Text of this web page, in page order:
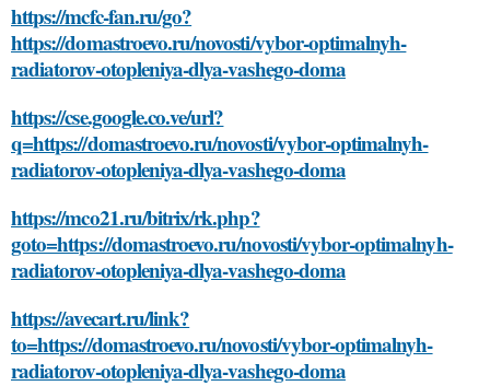
https://mcfc-fan.ru/go?
https://domastroevo.ru/novosti/vybor-optimalnyh-
radiatorov-otopleniya-dlya-vashego-doma
https://cse.google.co.ve/url?
q=https://domastroevo.ru/novosti/vybor-optimalnyh-
radiatorov-otopleniya-dlya-vashego-doma
https://mco21.ru/bitrix/rk.php?
goto=https://domastroevo.ru/novosti/vybor-optimalnyh-
radiatorov-otopleniya-dlya-vashego-doma
https://avecart.ru/link?
to=https://domastroevo.ru/novosti/vybor-optimalnyh-
radiatorov-otopleniya-dlya-vashego-doma